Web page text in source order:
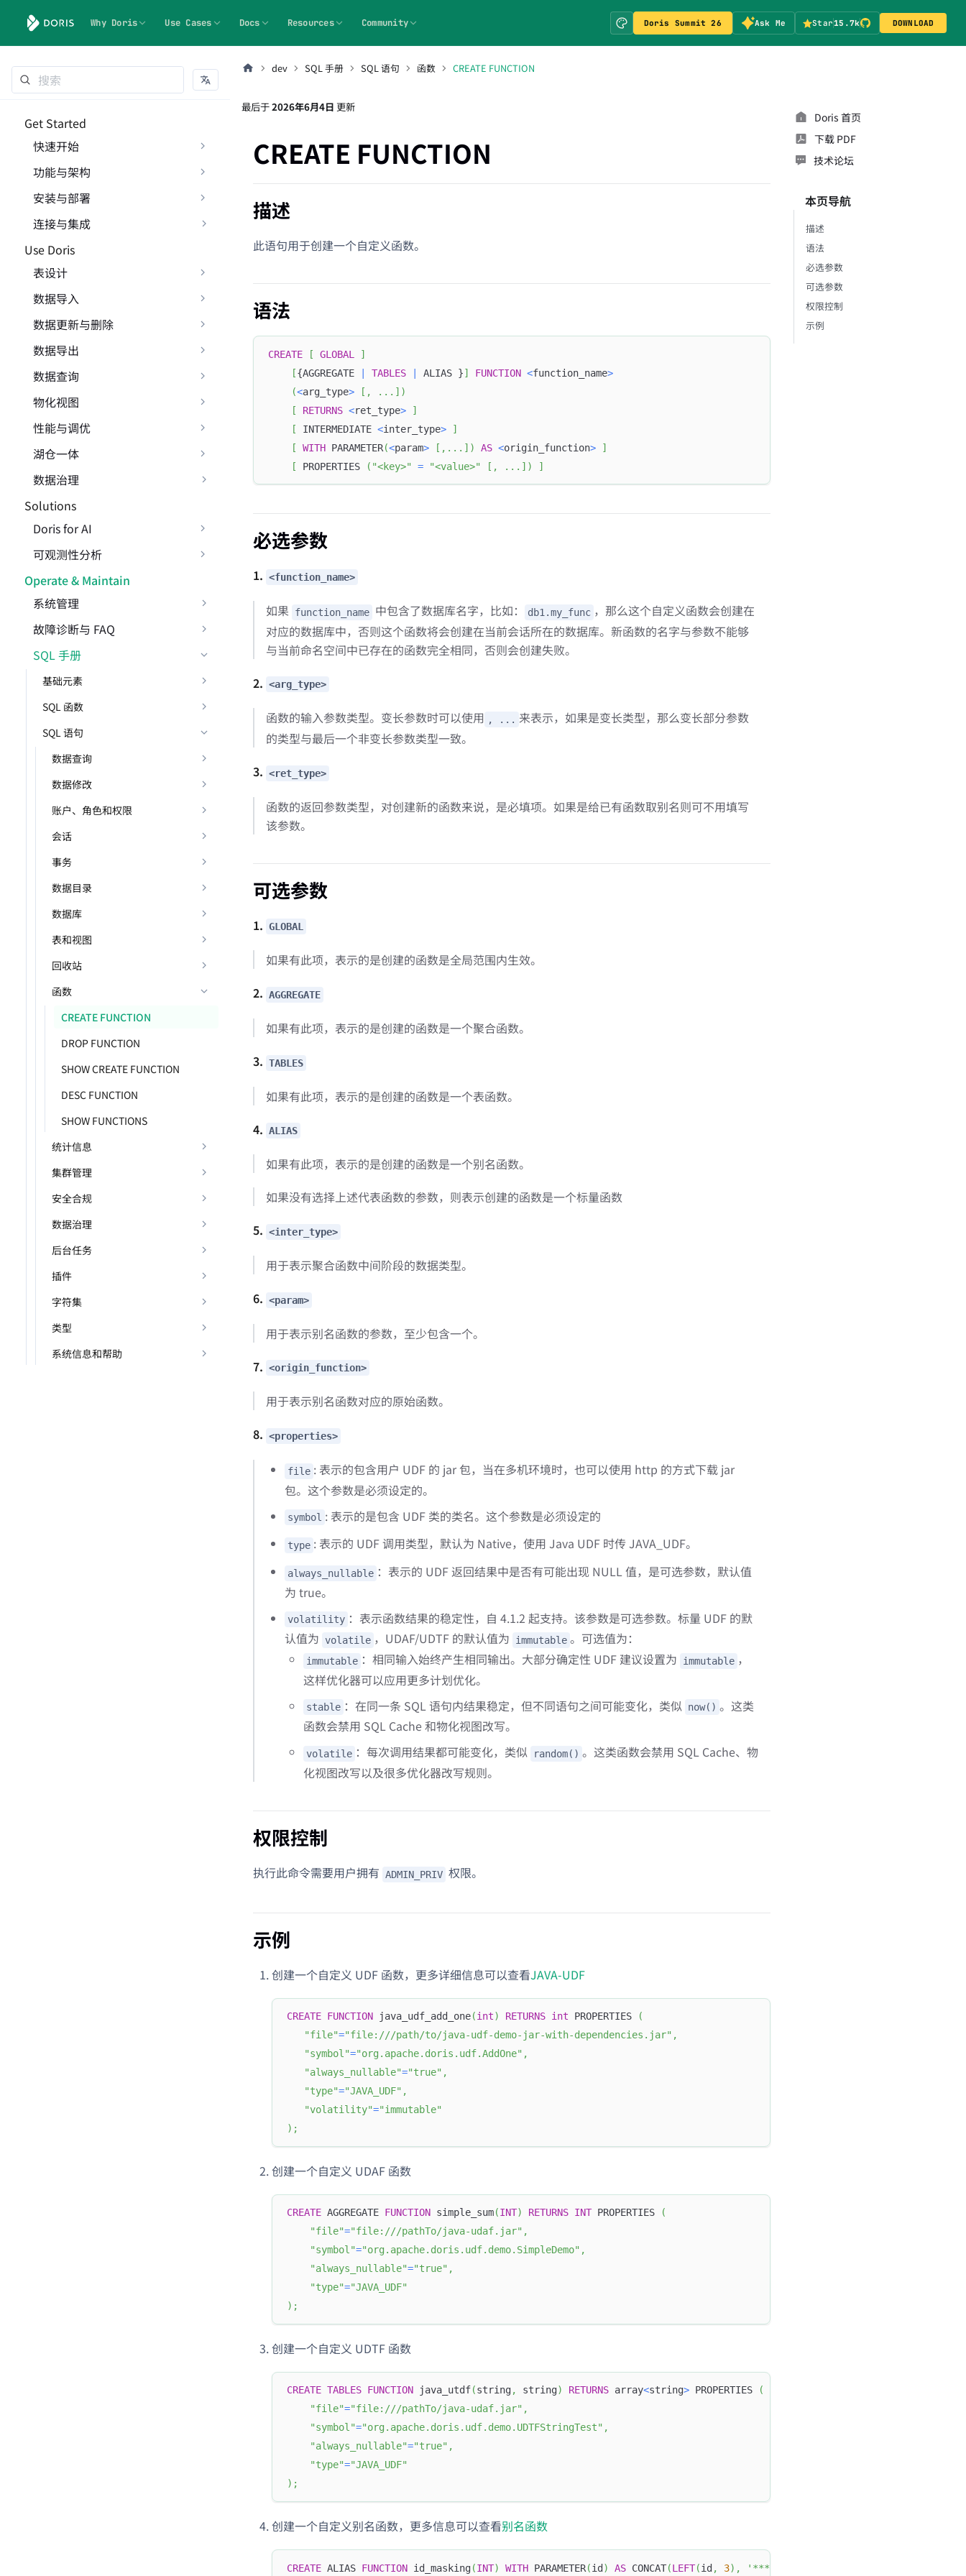
Why Doris Use Cases Docs Resources Community Doris Summit 26 Ask Me Star15.7k DOWNLOAD
Get Started
快速开始
功能与架构
安装与部署
连接与集成
Use Doris
表设计
数据导入
数据更新与删除
数据导出
数据查询
物化视图
性能与调优
湖仓一体
数据治理
Solutions
Doris for AI
可观测性分析
Operate & Maintain
系统管理
故障诊断与 FAQ
SQL 手册
基础元素
SQL 函数
SQL 语句
数据查询
数据修改
账户、角色和权限
会话
事务
数据目录
数据库
表和视图
回收站
函数
CREATE FUNCTION
DROP FUNCTION
SHOW CREATE FUNCTION
DESC FUNCTION
SHOW FUNCTIONS
统计信息
集群管理
安全合规
数据治理
后台任务
插件
字符集
类型
系统信息和帮助
dev SQL 手册 SQL 语句 函数 CREATE FUNCTION
最后于2026年6月4日 更新
CREATE FUNCTION
描述
此语句用于创建一个自定义函数。
语法
CREATE [ GLOBAL
]
[{AGGREGATE TABLES ALIAS }] FUNCTION <function_name>
(<arg_type> [ , . . . ] )
[
RETURNS <ret_type>
]
[
INTERMEDIATE <inter_type>
]
[
WITH PARAMETER(<param> [ , . . . ] ) AS <origin_function>
]
[
PROPERTIES ( "<key>" = "<value>" [ , . . . ] ) ]
必选参数
1. <function_name>
如果 function_name 中包含了数据库名字，比如： db1.my_func ，那么这个自定义函数会创建在
对应的数据库中，否则这个函数将会创建在当前会话所在的数据库。新函数的名字与参数不能够
与当前命名空间中已存在的函数完全相同，否则会创建失败。
2. <arg_type>
函数的输入参数类型。变长参数时可以使用 , ... 来表示，如果是变长类型，那么变长部分参数
的类型与最后一个非变长参数类型一致。
3. <ret_type>
函数的返回参数类型，对创建新的函数来说，是必填项。如果是给已有函数取别名则可不用填写
该参数。
可选参数
1. GLOBAL
如果有此项，表示的是创建的函数是全局范围内生效。
2. AGGREGATE
如果有此项，表示的是创建的函数是一个聚合函数。
3. TABLES
如果有此项，表示的是创建的函数是一个表函数。
4. ALIAS
如果有此项，表示的是创建的函数是一个别名函数。
如果没有选择上述代表函数的参数，则表示创建的函数是一个标量函数
5. <inter_type>
用于表示聚合函数中间阶段的数据类型。
6. <param>
用于表示别名函数的参数，至少包含一个。
7. <origin_function>
用于表示别名函数对应的原始函数。
8. <properties>
file : 表示的包含用户 UDF 的 jar 包，当在多机环境时，也可以使用 http 的方式下载 jar
包。这个参数是必须设定的。
symbol : 表示的是包含 UDF 类的类名。这个参数是必须设定的
type : 表示的 UDF 调用类型，默认为 Native，使用 Java UDF 时传 JAVA_UDF。
always_nullable ：表示的 UDF 返回结果中是否有可能出现 NULL 值，是可选参数，默认值
为 true。
volatility ：表示函数结果的稳定性，自 4.1.2 起支持。该参数是可选参数。标量 UDF 的默
认值为 volatile ，UDAF/UDTF 的默认值为 immutable 。可选值为：
immutable ：相同输入始终产生相同输出。大部分确定性 UDF 建议设置为 immutable ，
这样优化器可以应用更多计划优化。
stable ：在同一条 SQL 语句内结果稳定，但不同语句之间可能变化，类似 now() 。这类
函数会禁用 SQL Cache 和物化视图改写。
volatile ：每次调用结果都可能变化，类似 random() 。这类函数会禁用 SQL Cache、物
化视图改写以及很多优化器改写规则。
权限控制
执行此命令需要用户拥有 ADMIN_PRIV 权限。
示例
创建一个自定义 UDF 函数，更多详细信息可以查看JAVA-UDF
CREATE FUNCTION java_udf_add_one(int) RETURNS int PROPERTIES
(
"file"="file:///path/to/java-udf-demo-jar-with-dependencies.jar" ,
"symbol"="org.apache.doris.udf.AddOne" ,
"always_nullable"="true" ,
"type"="JAVA_UDF" ,
"volatility"="immutable"
) ;
创建一个自定义 UDAF 函数
CREATE AGGREGATE FUNCTION simple_sum(INT) RETURNS INT PROPERTIES
(
"file"="file:///pathTo/java-udaf.jar" ,
"symbol"="org.apache.doris.udf.demo.SimpleDemo" ,
"always_nullable"="true" ,
"type"="JAVA_UDF"
) ;
创建一个自定义 UDTF 函数
CREATE TABLES FUNCTION java_utdf(string, string) RETURNS array<string> PROPERTIES
(
"file"="file:///pathTo/java-udaf.jar" ,
"symbol"="org.apache.doris.udf.demo.UDTFStringTest" ,
"always_nullable"="true" ,
"type"="JAVA_UDF"
) ;
创建一个自定义别名函数，更多信息可以查看别名函数
CREATE ALIAS FUNCTION id_masking(INT) WITH PARAMETER(id ) AS CONCAT(LEFT(id , 3) , '****'
Doris 首页
下载 PDF
技术论坛
本页导航
描述
语法
必选参数
可选参数
权限控制
示例